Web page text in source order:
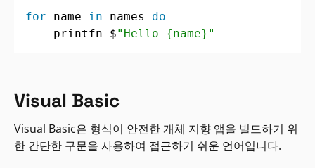
for name in names do
    printfn $
"Hello {name}"
Visual Basic
Visual Basic은 형식이 안전한 개체 지향 앱을 빌드하기 위
한 간단한 구문을 사용하여 접근하기 쉬운 언어입니다.